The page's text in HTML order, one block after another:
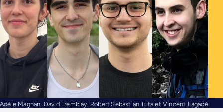
Adèle Magnan, David Tremblay, Robert Sebastian Tuta et Vincent Lagacé